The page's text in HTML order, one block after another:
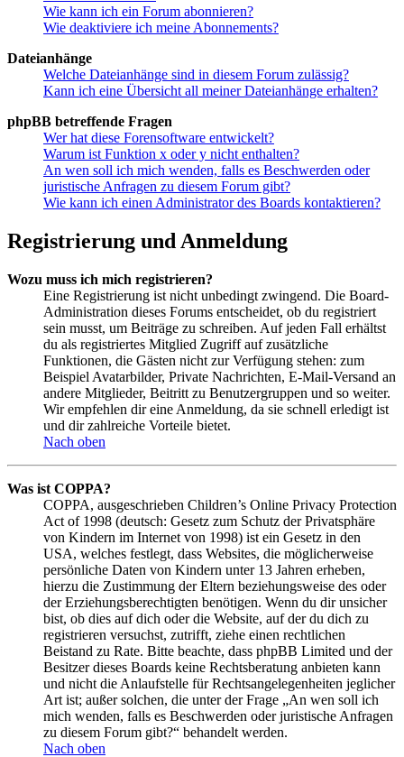
Wie kann ich ein Forum abonnieren?
Wie deaktiviere ich meine Abonnements?
Dateianhänge
Welche Dateianhänge sind in diesem Forum zulässig?
Kann ich eine Übersicht all meiner Dateianhänge erhalten?
phpBB betreffende Fragen
Wer hat diese Forensoftware entwickelt?
Warum ist Funktion x oder y nicht enthalten?
An wen soll ich mich wenden, falls es Beschwerden oder
juristische Anfragen zu diesem Forum gibt?
Wie kann ich einen Administrator des Boards kontaktieren?
Registrierung und Anmeldung
Wozu muss ich mich registrieren?
Eine Registrierung ist nicht unbedingt zwingend. Die Board-
Administration dieses Forums entscheidet, ob du registriert
sein musst, um Beiträge zu schreiben. Auf jeden Fall erhältst
du als registriertes Mitglied Zugriff auf zusätzliche
Funktionen, die Gästen nicht zur Verfügung stehen: zum
Beispiel Avatarbilder, Private Nachrichten, E-Mail-Versand an
andere Mitglieder, Beitritt zu Benutzergruppen und so weiter.
Wir empfehlen dir eine Anmeldung, da sie schnell erledigt ist
und dir zahlreiche Vorteile bietet.
Nach oben
Was ist COPPA?
COPPA, ausgeschrieben Children’s Online Privacy Protection
Act of 1998 (deutsch: Gesetz zum Schutz der Privatsphäre
von Kindern im Internet von 1998) ist ein Gesetz in den
USA, welches festlegt, dass Websites, die möglicherweise
persönliche Daten von Kindern unter 13 Jahren erheben,
hierzu die Zustimmung der Eltern beziehungsweise des oder
der Erziehungsberechtigten benötigen. Wenn du dir unsicher
bist, ob dies auf dich oder die Website, auf der du dich zu
registrieren versuchst, zutrifft, ziehe einen rechtlichen
Beistand zu Rate. Bitte beachte, dass phpBB Limited und der
Besitzer dieses Boards keine Rechtsberatung anbieten kann
und nicht die Anlaufstelle für Rechtsangelegenheiten jeglicher
Art ist; außer solchen, die unter der Frage „An wen soll ich
mich wenden, falls es Beschwerden oder juristische Anfragen
zu diesem Forum gibt?“ behandelt werden.
Nach oben